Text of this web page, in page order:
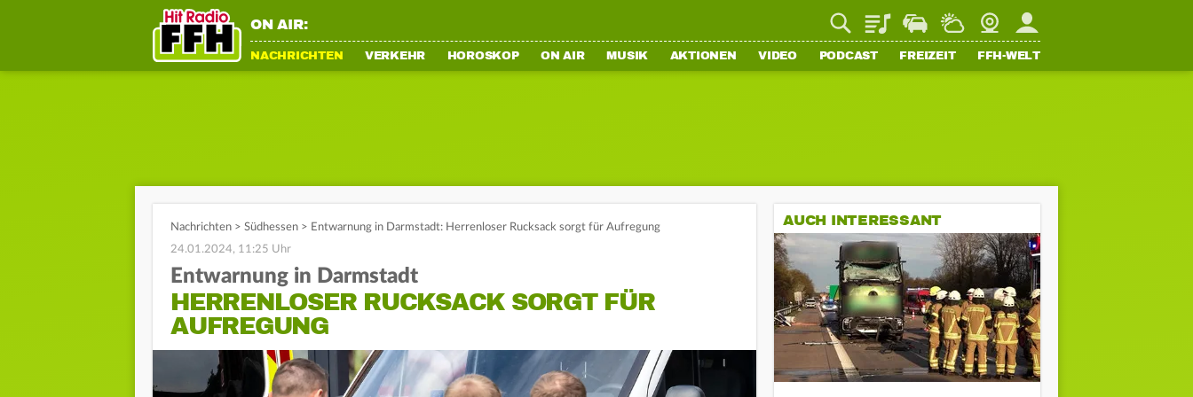
ON AIR: PlaylistStaupilotWetterWebcamMein FFH
NACHRICHTEN VERKEHR HOROSKOP ON AIR MUSIK AKTIONEN VIDEO PODCAST FREIZEIT FFH-WELT
Nachrichten > Südhessen > Entwarnung in Darmstadt: Herrenloser Rucksack sorgt für Aufregung
24.01.2024, 11:25 Uhr
Entwarnung in Darmstadt
HERRENLOSER RUCKSACK SORGT FÜR
AUFREGUNG
AUCH INTERESSANT